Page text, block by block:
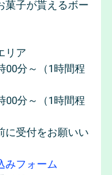
菓子が貰えるボー
リア
分～（1時間程
（1時間程
をお願いい
みフォーム